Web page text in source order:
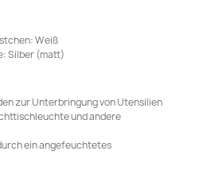
Weiß
Silber (matt)
zur Unterbringung von Utensilien
und andere
ein angefeuchtetes